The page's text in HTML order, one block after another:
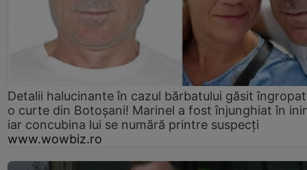
Detalii halucinante în cazul bărbatului găsit
o curte din Botoșani! Marinel a fost înjunghiat în
iar concubina lui se numără printre suspecți
www.wowbiz.ro